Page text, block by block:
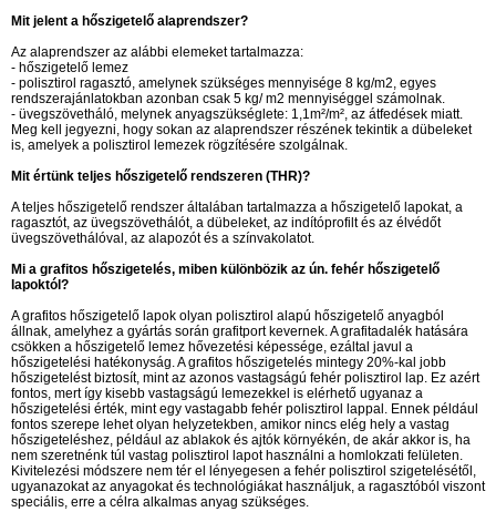
Mit jelent a hőszigetelő alaprendszer?
Az alaprendszer az alábbi elemeket tartalmazza:
- hőszigetelő lemez
- polisztirol ragasztó, amelynek szükséges mennyisége 8 kg/m2, egyes
rendszerajánlatokban azonban csak 5 kg/ m2 mennyiséggel számolnak.
- üvegszövetháló, melynek anyagszükséglete: 1,1m²/m², az átfedések miatt.
Meg kell jegyezni, hogy sokan az alaprendszer részének tekintik a dübeleket
is, amelyek a polisztirol lemezek rögzítésére szolgálnak.
Mit értünk teljes hőszigetelő rendszeren (THR)?
A teljes hőszigetelő rendszer általában tartalmazza a hőszigetelő lapokat, a
ragasztót, az üvegszövethálót, a dübeleket, az indítóprofilt és az élvédőt
üvegszövethálóval, az alapozót és a színvakolatot.
Mi a grafitos hőszigetelés, miben különbözik az ún. fehér hőszigetelő
lapoktól?
A grafitos hőszigetelő lapok olyan polisztirol alapú hőszigetelő anyagból
állnak, amelyhez a gyártás során grafitport kevernek. A grafitadalék hatására
csökken a hőszigetelő lemez hővezetési képessége, ezáltal javul a
hőszigetelési hatékonyság. A grafitos hőszigetelés mintegy 20%-kal jobb
hőszigetelést biztosít, mint az azonos vastagságú fehér polisztirol lap. Ez azért
fontos, mert így kisebb vastagságú lemezekkel is elérhető ugyanaz a
hőszigetelési érték, mint egy vastagabb fehér polisztirol lappal. Ennek például
fontos szerepe lehet olyan helyzetekben, amikor nincs elég hely a vastag
hőszigeteléshez, például az ablakok és ajtók környékén, de akár akkor is, ha
nem szeretnénk túl vastag polisztirol lapot használni a homlokzati felületen.
Kivitelezési módszere nem tér el lényegesen a fehér polisztirol szigetelésétől,
ugyanazokat az anyagokat és technológiákat használjuk, a ragasztóból viszont
speciális, erre a célra alkalmas anyag szükséges.